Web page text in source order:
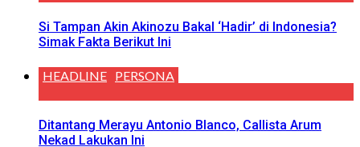
Si Tampan Akin Akinozu Bakal ‘Hadir’ di Indonesia?
Simak Fakta Berikut Ini
HEADLINE PERSONA
Ditantang Merayu Antonio Blanco, Callista Arum
Nekad Lakukan Ini